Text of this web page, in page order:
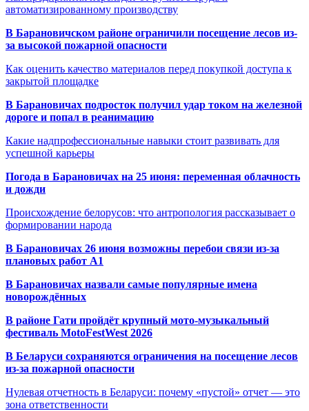
автоматизированному производству
В Барановичском районе ограничили посещение лесов из-
за высокой пожарной опасности
Как оценить качество материалов перед покупкой доступа к
закрытой площадке
В Барановичах подросток получил удар током на железной
дороге и попал в реанимацию
Какие надпрофессиональные навыки стоит развивать для
успешной карьеры
Погода в Барановичах на 25 июня: переменная облачность
и дожди
Происхождение белорусов: что антропология рассказывает о
формировании народа
В Барановичах 26 июня возможны перебои связи из-за
плановых работ A1
В Барановичах назвали самые популярные имена
новорождённых
В районе Гати пройдёт крупный мото-музыкальный
фестиваль MotoFestWest 2026
В Беларуси сохраняются ограничения на посещение лесов
из-за пожарной опасности
Нулевая отчетность в Беларуси: почему «пустой» отчет — это
зона ответственности